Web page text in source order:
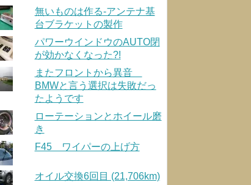
無いものは作る-アンテナ基
台ブラケットの製作
パワーウインドウのAUTO閉
が効かなくなった?!
またフロントから異音
BMWと言う選択は失敗だっ
たようです
ローテーションとホイール磨
き
F45 ワイパーの上げ方
オイル交換6回目 (21,706km)